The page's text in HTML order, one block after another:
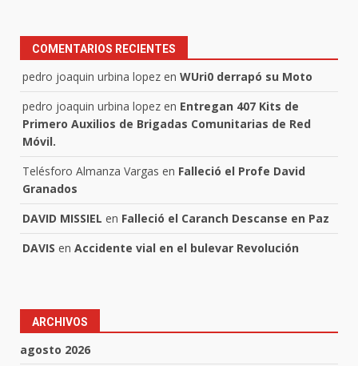
COMENTARIOS RECIENTES
pedro joaquin urbina lopez en WUri0 derrapó su Moto
pedro joaquin urbina lopez en Entregan 407 Kits de
Primero Auxilios de Brigadas Comunitarias de Red
Móvil.
Telésforo Almanza Vargas en Falleció el Profe David
Granados
DAVID MISSIEL en Falleció el Caranch Descanse en Paz
DAVIS en Accidente vial en el bulevar Revolución
ARCHIVOS
agosto 2026